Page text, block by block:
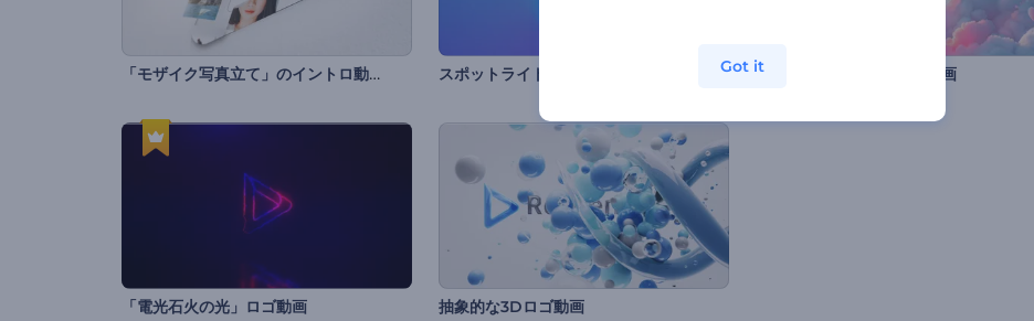
「モザイク写真立て」のイントロ動画 スポットライトロゴアニメーション バレンタインハーツロゴ動画
「電光石火の光」ロゴ動画 抽象的な3Dロゴ動画
Got it